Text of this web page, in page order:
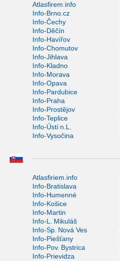
Atlasfirem.info
Info-Brno.cz
Info-Čechy
Info-Děčín
Info-Havířov
Info-Chomutov
Info-Jihlava
Info-Kladno
Info-Morava
Info-Opava
Info-Pardubice
Info-Praha
Info-Prostějov
Info-Teplice
Info-Ústí n.L.
Info-Vysočina
Atlasfiriem.info
Info-Bratislava
Info-Humenné
Info-Košice
Info-Martin
Info-L. Mikuláš
Info-Sp. Nová Ves
Info-Piešťany
Info-Pov. Bystrica
Info-Prievidza